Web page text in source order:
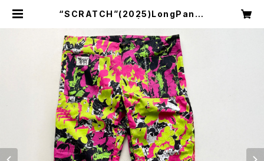
“SCRATCH”(2025)LongPants